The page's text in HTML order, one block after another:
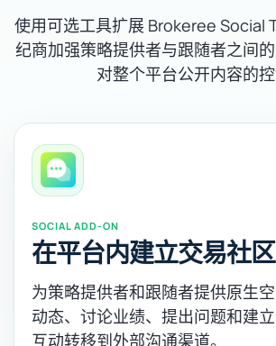
使用可选工具扩展 Brokeree Social
纪商加强策略提供者与跟随者之间
对整个平台公开内容的控
SOCIAL ADD-ON
在平台内建立交易社区
为策略提供者和跟随者提供原生
动态、讨论业绩、提出问题和建
互动转移到外部沟通渠道。